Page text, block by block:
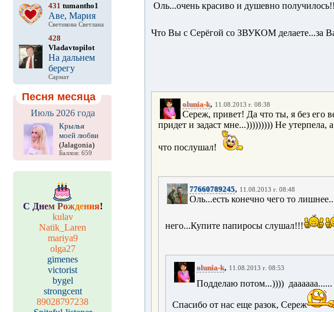
431 tumantho1
Аве, Мария
Светикова Светлана
428
Vladavtopilot
На дальнем
берегу
Сармат
Песня месяца
Июль 2026 года
Крылья
моей любви
(Jalagonia)
Баллов: 659
С Днем Рождения!
kulav
Natik_Laren
mariya9
olga27
gimenes
victorist
bygel
strongcent
89028797238
Оль...очень красиво и душевно
Что Вы с Серёгой со ЗВУКОМ делаете...за
olunia-k, 11.08.2013 г. 08:38
Сереж, привет! Да что ты, я без его
придет и задаст мне...))))))))) Не утерпела,
что послушал!
77660789245, 11.08.2013 г. 08:48
Оль...есть конечно чего то
него...Купите папиросы слушал!!!
olunia-k, 11.08.2013 г. 08:53
Подделаю потом...))))
Спасибо от нас еще разок, Сереж